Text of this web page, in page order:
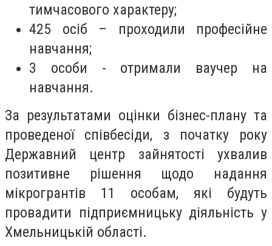
тимчасового характеру;
425 осіб – проходили професійне
навчання;
3 особи - отримали ваучер на
навчання.
За результатами оцінки бізнес-плану та
проведеної співбесіди, з початку року
Державний центр зайнятості ухвалив
позитивне рішення щодо надання
мікрогрантів 11 особам, які будуть
провадити підприємницьку діяльність у
Хмельницькій області.